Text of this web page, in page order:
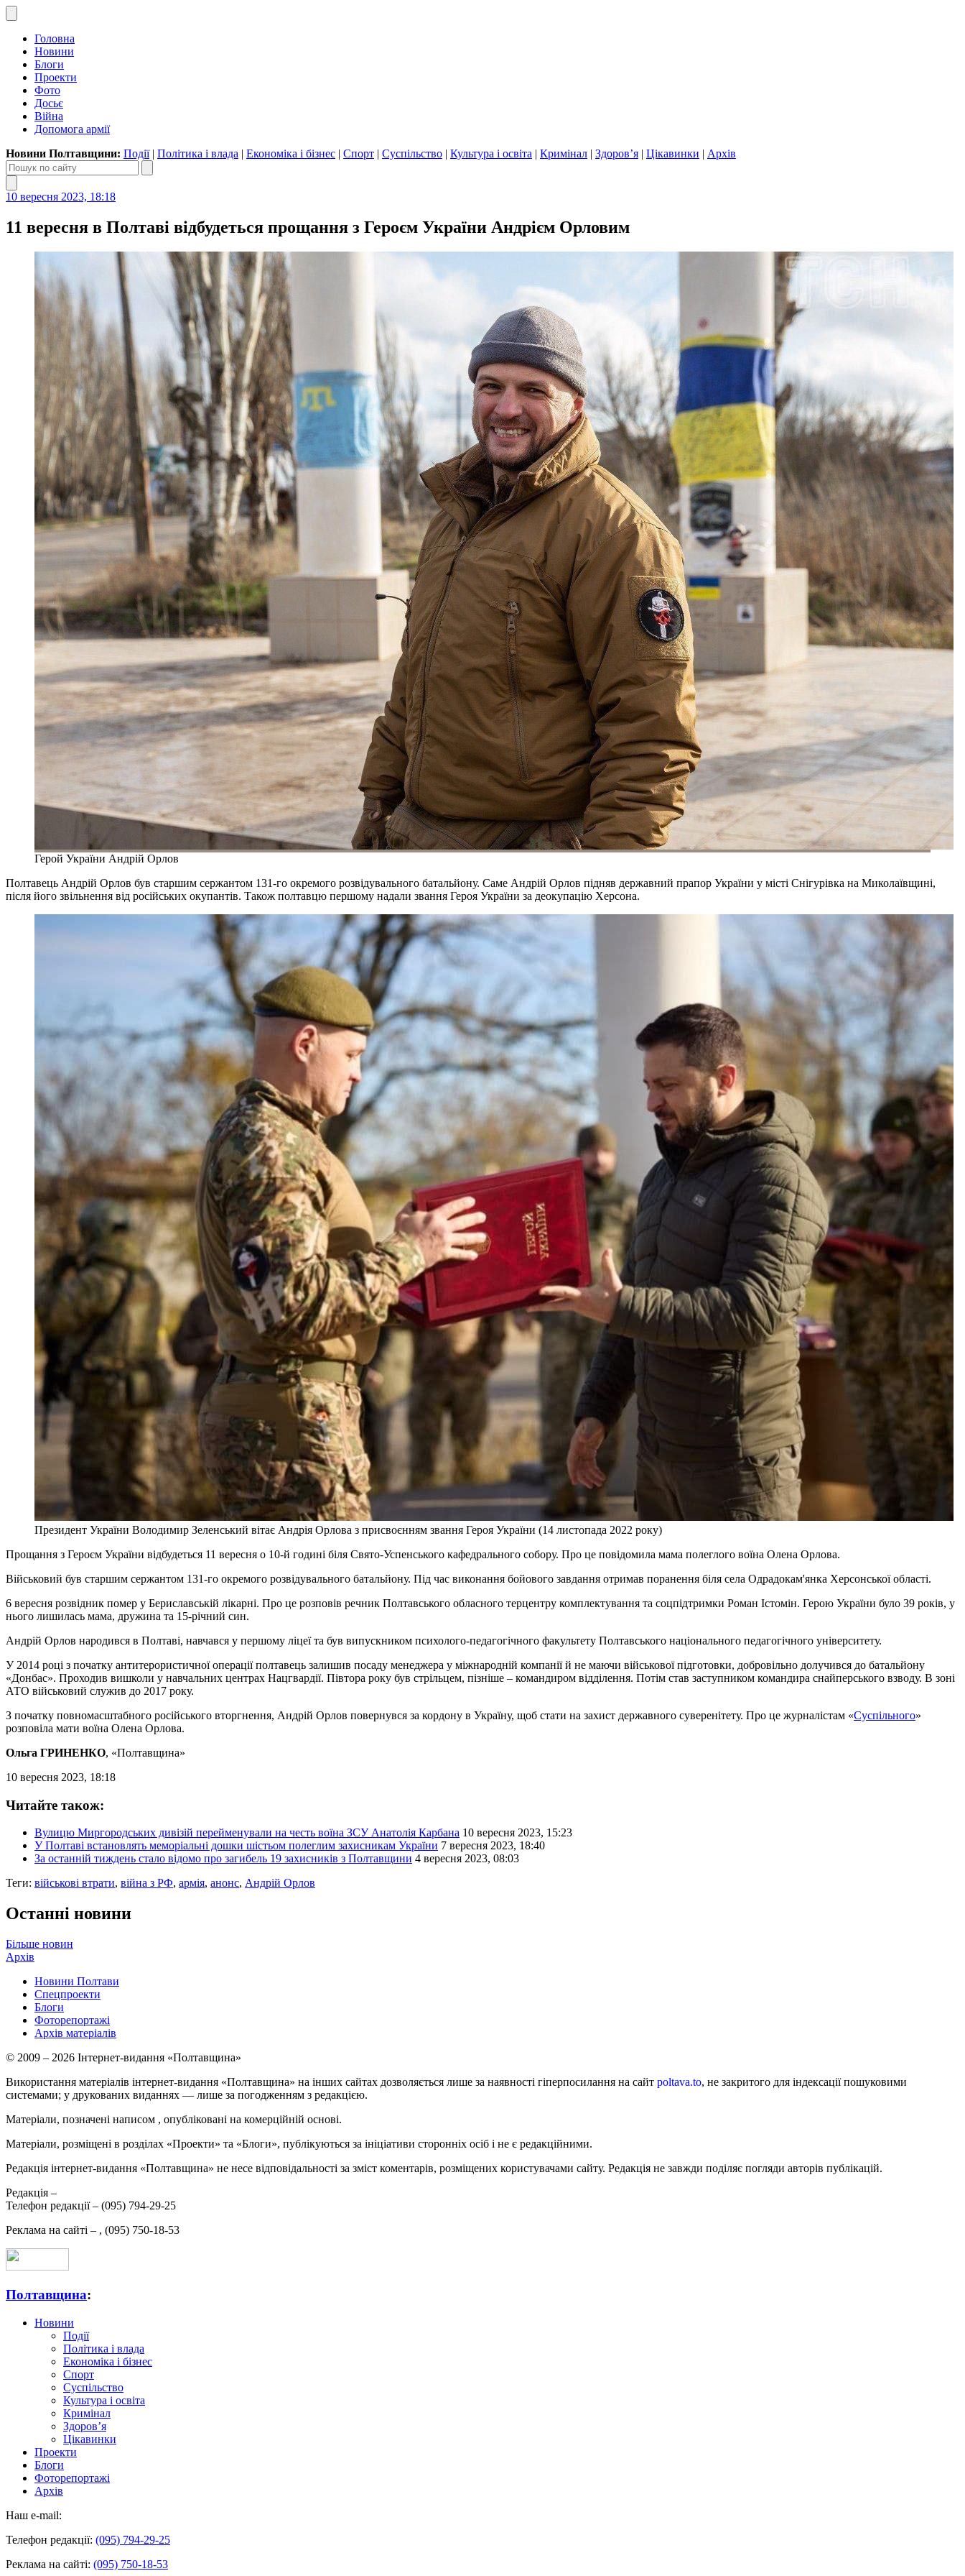
Головна
Новини
Блоги
Проекти
Фото
Досьє
Війна
Допомога армії
Новини Полтавщини: Події| Політика і влада | Економіка і бізнес | Спорт | Суспільство | Культура і освіта | Кримінал | Здоров’я | Цікавинки | Архів
10 вересня 2023, 18:18
11 вересня в Полтаві відбудеться прощання з Героєм України Андрієм Орловим
Герой України Андрій Орлов
Полтавець Андрій Орлов був старшим сержантом 131-го окремого розвідувального батальйону. Саме Андрій Орлов підняв державний прапор України у місті Снігурівка на Миколаївщині,
після його звільнення від російських окупантів. Також полтавцю першому надали звання Героя України за деокупацію Херсона.
Президент України Володимир Зеленський вітає Андрія Орлова з присвоєнням звання Героя України (14 листопада 2022 року)
Прощання з Героєм України відбудеться 11 вересня о 10-й годині біля Свято-Успенського кафедрального собору. Про це повідомила мама полеглого воїна Олена Орлова.
Військовий був старшим сержантом 131-го окремого розвідувального батальйону. Під час виконання бойового завдання отримав поранення біля села Одрадокам'янка Херсонської області.
6 вересня розвідник помер у Бериславській лікарні. Про це розповів речник Полтавського обласного терцентру комплектування та соцпідтримки Роман Істомін. Герою України було 39 років, у
нього лишилась мама, дружина та 15-річний син.
Андрій Орлов народився в Полтаві, навчався у першому ліцеї та був випускником психолого-педагогічного факультету Полтавського національного педагогічного університету.
У 2014 році з початку антитерористичної операції полтавець залишив посаду менеджера у міжнародній компанії й не маючи військової підготовки, добровільно долучився до батальйону
«Донбас». Проходив вишколи у навчальних центрах Нацгвардії. Півтора року був стрільцем, пізніше – командиром відділення. Потім став заступником командира снайперського взводу. В зоні
АТО військовий служив до 2017 року.
З початку повномасштабного російського вторгнення, Андрій Орлов повернувся за кордону в Україну, щоб стати на захист державного суверенітету. Про це журналістам «Суспільного»
розповіла мати воїна Олена Орлова.
Ольга ГРИНЕНКО, «Полтавщина»
10 вересня 2023, 18:18
Читайте також:
Вулицю Миргородських дивізій перейменували на честь воїна ЗСУ Анатолія Карбана 10 вересня 2023, 15:23
У Полтаві встановлять меморіальні дошки шістьом полеглим захисникам України 7 вересня 2023, 18:40
За останній тиждень стало відомо про загибель 19 захисників з Полтавщини 4 вересня 2023, 08:03
Теги: військові втрати, війна з РФ, армія, анонс, Андрій Орлов
Останні новини
Більше новин
Архів
Новини Полтави
Спецпроекти
Блоги
Фоторепортажі
Архів матеріалів
© 2009 – 2026 Інтернет-видання «Полтавщина»
Використання матеріалів інтернет-видання «Полтавщина» на інших сайтах дозволяється лише за наявності гіперпосилання на сайт poltava.to, не закритого для індексації пошуковими
системами; у друкованих виданнях — лише за погодженням з редакцією.
Матеріали, позначені написом , опубліковані на комерційній основі.
Матеріали, розміщені в розділах «Проекти» та «Блоги», публікуються за ініціативи сторонніх осіб і не є редакційними.
Редакція інтернет-видання «Полтавщина» не несе відповідальності за зміст коментарів, розміщених користувачами сайту. Редакція не завжди поділяє погляди авторів публікацій.
Редакція –
Телефон редакції – (095) 794-29-25
Реклама на сайті – , (095) 750-18-53
Полтавщина:
Новини
Події
Політика і влада
Економіка і бізнес
Спорт
Суспільство
Культура і освіта
Кримінал
Здоров’я
Цікавинки
Проекти
Блоги
Фоторепортажі
Архів
Наш e-mail:
Телефон редакції: (095) 794-29-25
Реклама на сайті: (095) 750-18-53